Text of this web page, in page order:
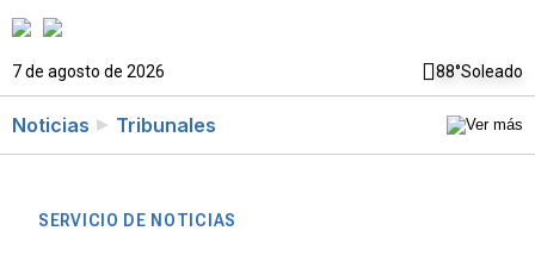
7 de agosto de 2026 88°Soleado
Noticias Tribunales
SERVICIO DE NOTICIAS